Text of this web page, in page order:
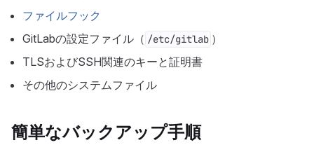
ファイルフック
GitLabの設定ファイル（ /etc/gitlab ）
TLSおよびSSH関連のキーと証明書
その他のシステムファイル
簡単なバックアップ手順